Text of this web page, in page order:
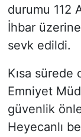
durumu 112
İhbar
sevk edildi.
Kısa
Emniyet
güvenlik
Heyecanlı